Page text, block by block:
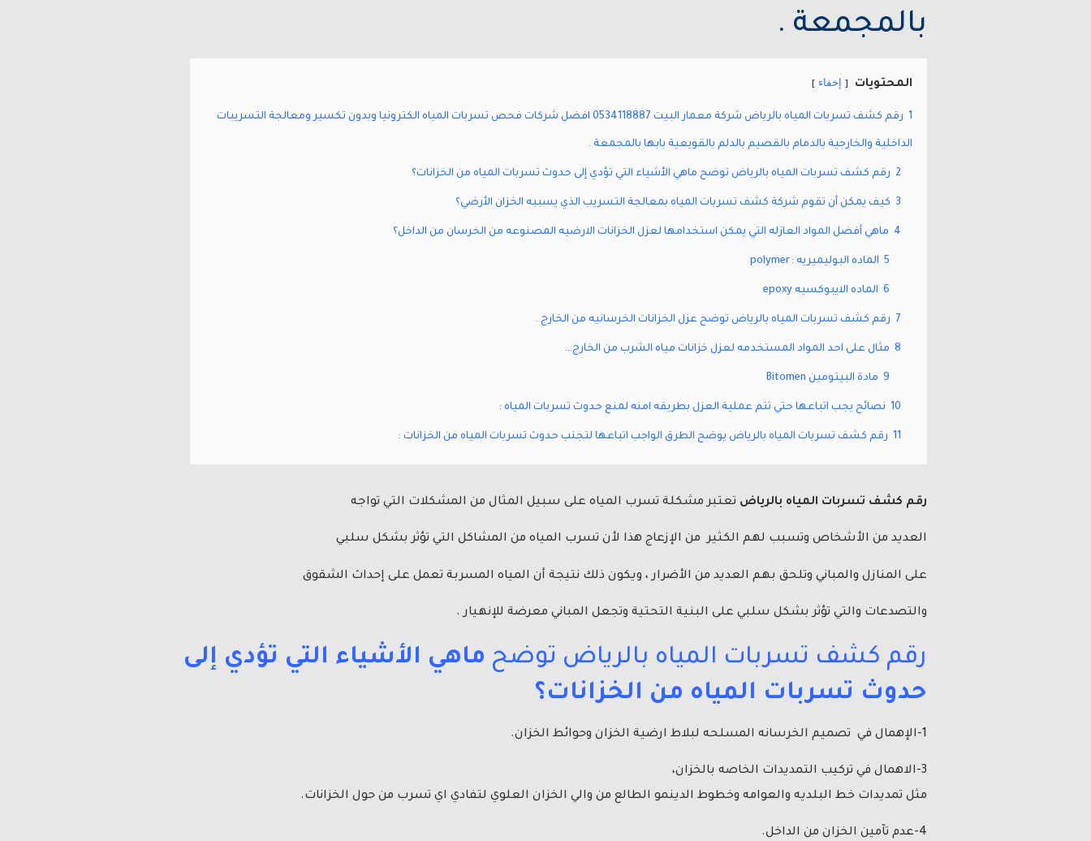
بالمجمعة .
المحتويات إخفاء
1 رقم كشف تسربات المياه بالرياض شركة معمار البيت 0534118887 افضل شركات فحص تسربات المياه الكترونيا وبدون تكسير ومعالجة التسريبات
الداخلية والخارجية بالدمام بالقصيم بالدلم بالقويعية بابها بالمجمعة .
2 رقم كشف تسربات المياه بالرياض توضح ماهي الأشياء التي تؤدي إلى حدوث تسربات المياه من الخزانات؟
3 كيف يمكن أن تقوم شركة كشف تسربات المياه بمعالجة التسريب الذي يسببه الخزان الأرضي؟
4 ماهي أفضل المواد العازله التي يمكن استخدامها لعزل الخزانات الارضيه المصنوعه من الخرسان من الداخل؟
5 الماده البوليميريه :polymer
6 الماده الايبوكسيه epoxy
7 رقم كشف تسربات المياه بالرياض توضح عزل الخزانات الخرسانيه من الخارج .
8 مثال على احد المواد المستخدمه لعزل خزانات مياه الشرب من الخارج…
9 مادة البيتومين Bitomen
10 نصائح يجب اتباعها حتي تتم عملية العزل بطريقه امنه لمنع حدوث تسربات المياه :
11 رقم كشف تسربات المياه بالرياض يوضح الطرق الواجب اتباعها لتجنب حدوث تسربات المياه من الخزانات :
رقم كشف تسربات المياه بالرياض تعتبر مشكلة تسرب المياه على سبيل المثال من المشكلات التي تواجه
العديد من الأشخاص وتسبب لهم الكثير من الإزعاج هذا لأن تسرب المياه من المشاكل التي تؤثر بشكل سلبي
على المنازل والمباني وتلحق بهم العديد من الأضرار ، ويكون ذلك نتيجة أن المياه المسربة تعمل على إحداث الشقوق
والتصدعات والتي تؤثر بشكل سلبي على البنية التحتية وتجعل المباني معرضة للإنهيار .
رقم كشف تسربات المياه بالرياض توضح ماهي الأشياء التي تؤدي إلى
حدوث تسربات المياه من الخزانات؟
1-الإهمال في تصميم الخرسانه المسلحه لبلاط ارضية الخزان وحوائط الخزان.
3-الاهمال في تركيب التمديدات الخاصه بالخزان،
مثل تمديدات خط البلديه والعوامه وخطوط الدينمو الطالع من والي الخزان العلوي لتفادي اي تسرب من حول الخزانات.
4-عدم تآمين الخزان من الداخل.